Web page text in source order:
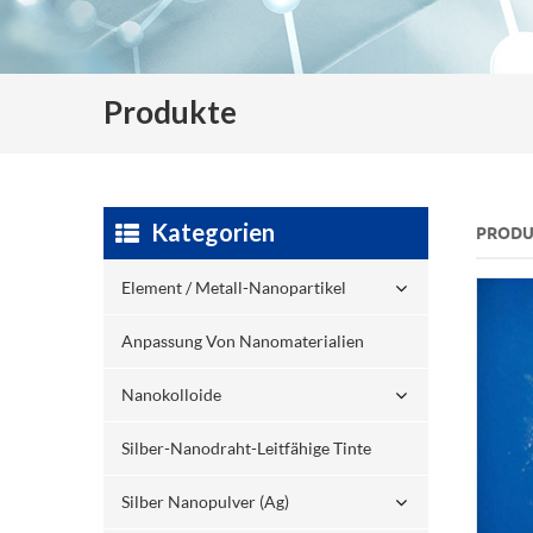
Produkte
Kategorien
Element / Metall-Nanopartikel
Anpassung Von Nanomaterialien
Nanokolloide
Silber-Nanodraht-Leitfähige Tinte
Silber Nanopulver (ag)